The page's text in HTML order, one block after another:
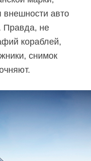
внешности авто
Правда, не
кораблей,
снимок